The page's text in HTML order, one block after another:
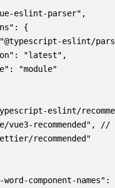
eslint-parser",
{
eslint/
"latest",
"module"
eslint/
recommended", //
recommended"
component-names":